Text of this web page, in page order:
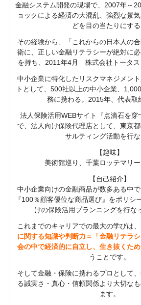
金融システム開発の現場で、2007年～
ョックによる経済の大混乱、強烈な景
どを目の当たりにする
その経験から、「これからの日本人の
衛に、正しい金融リテラシーが絶対に
を持ち、2011年4月 株式会社トータス
中小企業に特化したリスクマネジメン
トとして、500社以上の中小企業、
務に携わる。2015年、代表取
法人保険活用WEBサイト『点滴石を穿
で、法人向け保険代理店として、東京
サルティング活動を行な
【趣味】
美術館巡り、千葉ロッテマリ
【自己紹介】
中小企業向けの金融商品が数多ある中
『100％顧客優位な商品選び』をポリシ
けの保険活用プランニングを行な
これまでのキャリアでの最大の学びは、
に関する知識や判断力＝「金融リテラ
会の中で経済的に自立し、生き抜くため
うことです。
そして金融・保険に携わるプロとして
る誠実さ・真心・信頼関係より大切な
ます。